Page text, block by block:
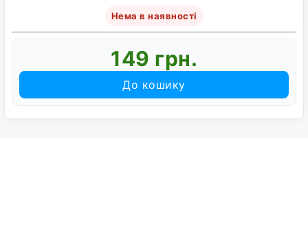
Нема в наявності
149 грн.
До кошику